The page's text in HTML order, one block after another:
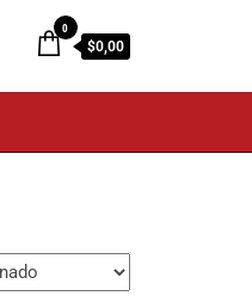
0
$0,00